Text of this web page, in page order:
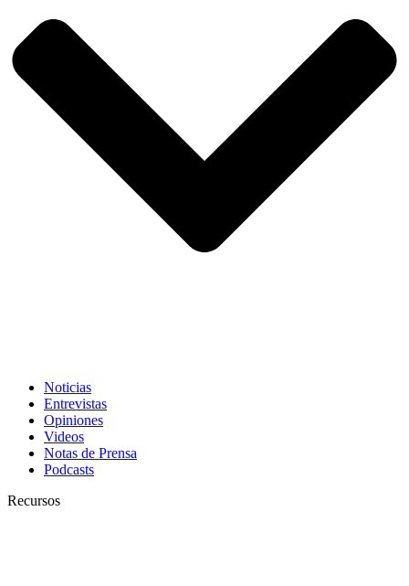
Noticias
Entrevistas
Opiniones
Videos
Notas de Prensa
Podcasts
Recursos